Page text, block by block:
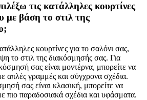
τις κατάλληλες κουρτίνες
με βάση το στιλ της
κουρτίνες για το σαλόνι σας,
το στιλ της διακόσμησής σας. Για
σας είναι μοντέρνα, μπορείτε να
απλές γραμμές και σύγχρονα σχέδια.
σας είναι κλασική, μπορείτε να
πιο παραδοσιακά σχέδια και υφάσματα.